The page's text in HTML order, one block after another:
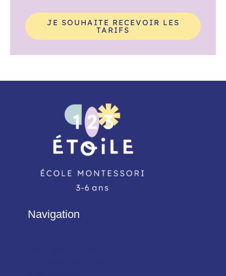
JE SOUHAITE RECEVOIR LES
TARIFS
Navigation